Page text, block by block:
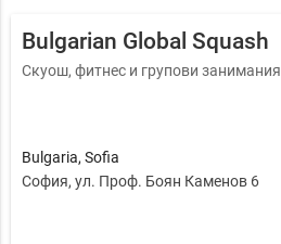
Bulgarian Global Squash
Скуош, фитнес и групови занимания
Bulgaria, Sofia
София, ул. Проф. Боян Каменов 6